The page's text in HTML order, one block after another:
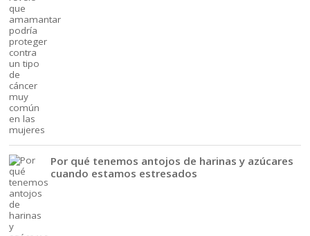
Por qué tenemos antojos de harinas y azúcares
cuando estamos estresados